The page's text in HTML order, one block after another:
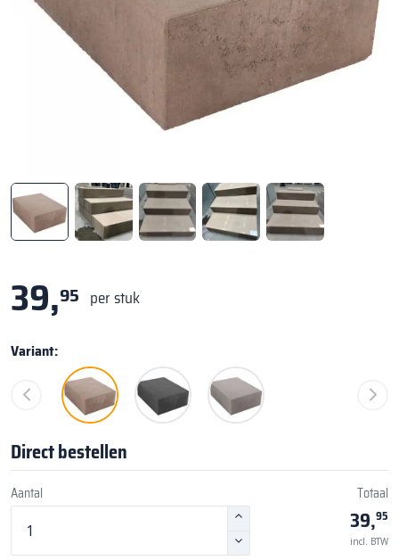
39,95 per stuk
Variant:
Direct bestellen
Aantal Totaal
39,95
incl. BTW